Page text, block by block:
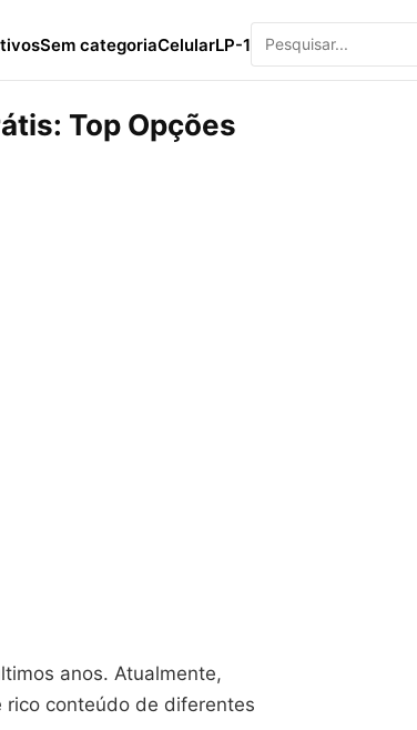
Sem categoriaCelularLP-1
Top Opções
anos. Atualmente,
rico conteúdo de diferentes